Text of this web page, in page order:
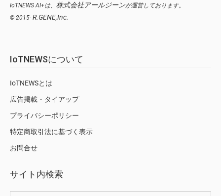
IoTNEWS AI+は、 株式会社アールジーンが運営しております。
© 2015- R.GENE,Inc.
IoTNEWSについて
IoTNEWSとは
広告掲載・タイアップ
プライバシーポリシー
特定商取引法に基づく表示
お問合せ
サイト内検索